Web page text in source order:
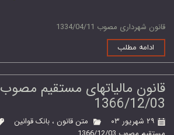
قانون شهرداری مصوب 1334/04/11
ادامه مطلب
قانون مالیاتهای مستقیم مصوب
1366/12/03
۲۹ شهریور ۰۳ متن قانون ، بانک قوانین